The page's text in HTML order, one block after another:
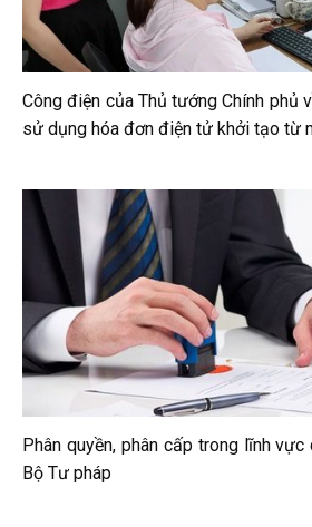
Công điện của Thủ tướng Chính phủ
sử dụng hóa đơn điện tử khởi tạo từ
Phân quyền, phân cấp trong lĩnh
Bộ Tư pháp